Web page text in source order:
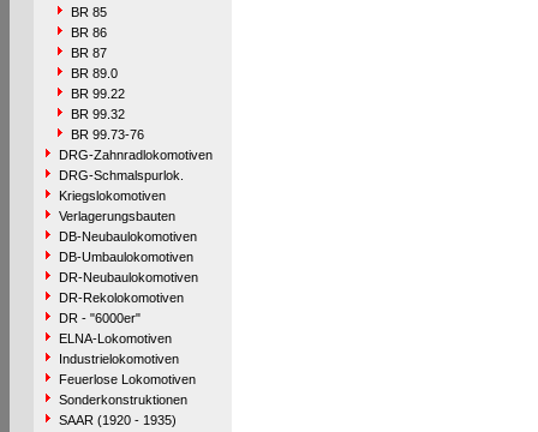
BR 85
BR 86
BR 87
BR 89.0
BR 99.22
BR 99.32
BR 99.73-76
DRG-Zahnradlokomotiven
DRG-Schmalspurlok.
Kriegslokomotiven
Verlagerungsbauten
DB-Neubaulokomotiven
DB-Umbaulokomotiven
DR-Neubaulokomotiven
DR-Rekolokomotiven
DR - "6000er"
ELNA-Lokomotiven
Industrielokomotiven
Feuerlose Lokomotiven
Sonderkonstruktionen
SAAR (1920 - 1935)